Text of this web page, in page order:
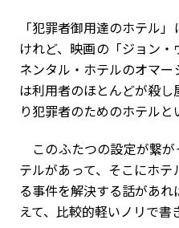
「犯罪者御用達のホテル
けれど、映画の「ジョン
ネンタル・ホテルのオマ
は利用者のほとんどが殺
り犯罪者のためのホテルと
このふたつの設定が繋が
テルがあって、そこにホ
る事件を解決する話があ
えて、比較的軽いノリで書